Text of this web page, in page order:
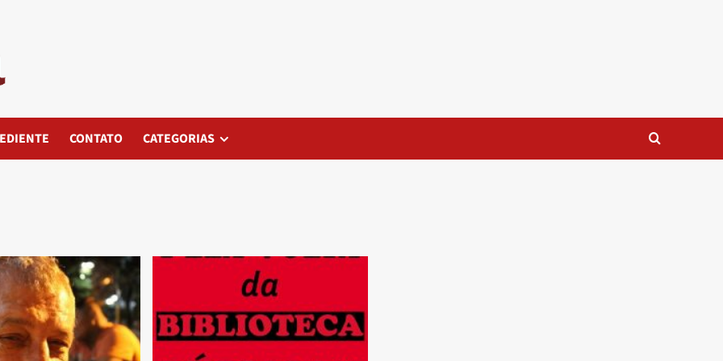
CONTATO CATEGORIAS